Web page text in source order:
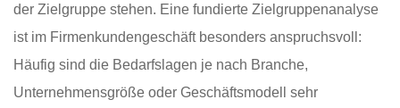
der Zielgruppe stehen. Eine fundierte Zielgruppenanalyse
ist im Firmenkundengeschäft besonders anspruchsvoll:
Häufig sind die Bedarfslagen je nach Branche,
Unternehmensgröße oder Geschäftsmodell sehr